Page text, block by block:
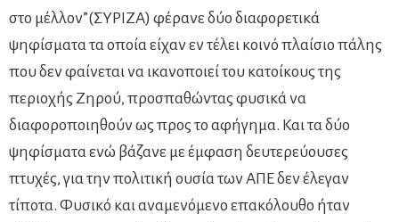
στο μέλλον”(ΣΥΡΙΖΑ) φέρανε δύο διαφορετικά
ψηφίσματα τα οποία είχαν εν τέλει κοινό πλαίσιο πάλης
που δεν φαίνεται να ικανοποιεί του κατοίκους της
περιοχής Ζηρού, προσπαθώντας φυσικά να
διαφοροποιηθούν ως προς το αφήγημα. Και τα δύο
ψηφίσματα ενώ βάζανε με έμφαση δευτερεύουσες
πτυχές, για την πολιτική ουσία των ΑΠΕ δεν έλεγαν
τίποτα. Φυσικό και αναμενόμενο επακόλουθο ήταν